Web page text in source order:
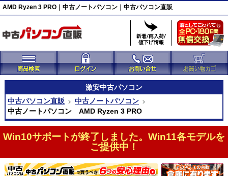
AMD Ryzen 3 PRO｜中古ノートパソコン｜中古パソコン直販
激安中古パソコン
中古パソコン直販
中古ノートパソコン
中古ノートパソコン AMD Ryzen 3 PRO
Win10サポートが終了しました。Win11各モデルを
ご提供中！